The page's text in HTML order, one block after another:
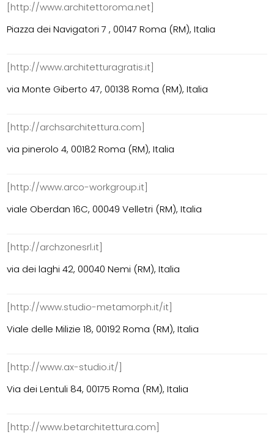
[http://www.architettoroma.net]
Piazza dei Navigatori 7 , 00147 Roma (RM), Italia
[http://www.architetturagratis.it]
via Monte Giberto 47, 00138 Roma (RM), Italia
[http://archsarchitettura.com]
via pinerolo 4, 00182 Roma (RM), Italia
[http://www.arco-workgroup.it]
viale Oberdan 16C, 00049 Velletri (RM), Italia
[http://archzonesrl.it]
via dei laghi 42, 00040 Nemi (RM), Italia
[http://www.studio-metamorph.it/it]
Viale delle Milizie 18, 00192 Roma (RM), Italia
[http://www.ax-studio.it/]
Via dei Lentuli 84, 00175 Roma (RM), Italia
[http://www.betarchitettura.com]